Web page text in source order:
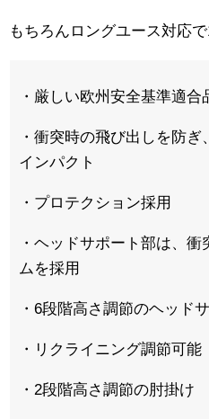
もちろんロングユース対応
・厳しい欧州安全基準適合
・衝突時の飛び出しを防ぎ
インパクト
・プロテクション採用
・ヘッドサポート部は、
ムを採用
・6段階高さ調節のヘッド
・リクライニング調節可能
・2段階高さ調節の肘掛け